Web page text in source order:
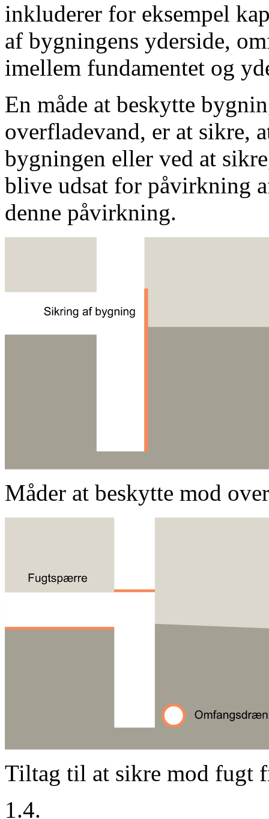
inkluderer for eksempel
af bygningens yderside,
imellem fundamentet og
En måde at beskytte
overfladevand, er at sikre,
bygningen eller ved at
blive udsat for påvirkning
denne påvirkning.
Måder at beskytte mod
Tiltag til at sikre mod fugt
1.4.